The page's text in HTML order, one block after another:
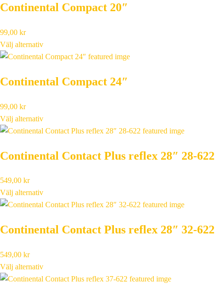
Continental Compact 20″
99,00 kr
Välj alternativ
Continental Compact 24″
99,00 kr
Välj alternativ
Continental Contact Plus reflex 28″ 28-622
549,00 kr
Välj alternativ
Continental Contact Plus reflex 28″ 32-622
549,00 kr
Välj alternativ